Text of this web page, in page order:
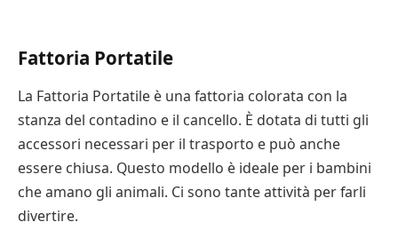
Fattoria Portatile
La Fattoria Portatile è una fattoria colorata con la
stanza del contadino e il cancello. È dotata di tutti gli
accessori necessari per il trasporto e può anche
essere chiusa. Questo modello è ideale per i bambini
che amano gli animali. Ci sono tante attività per farli
divertire.